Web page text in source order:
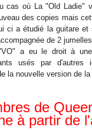
cas où La "Old Ladie"
des copies mais
ci a étudié la guitare
de 2
a eu le droit à
usés par
la nouvelle version de
de
à partir de